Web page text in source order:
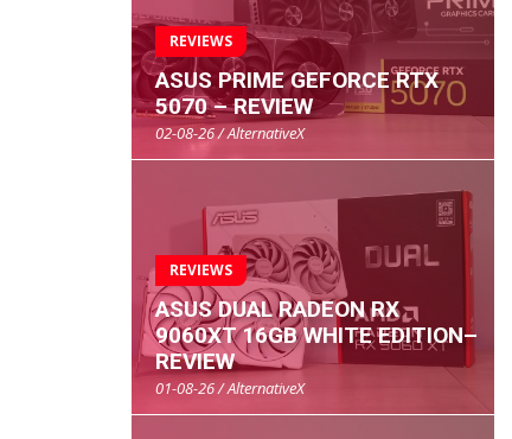
REVIEWS
ASUS PRIME GEFORCE RTX
5070 – REVIEW
02-08-26 / AlternativeX
REVIEWS
ASUS DUAL RADEON RX
9060XT 16GB WHITE EDITION–
REVIEW
01-08-26 / AlternativeX